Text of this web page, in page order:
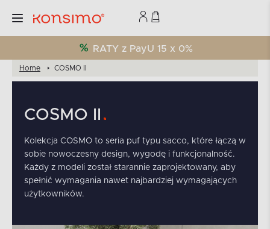
RATY z PayU 15 x 0%
Home COSMO II
COSMO II
Kolekcja COSMO to seria puf typu sacco, które łączą w
sobie nowoczesny design, wygodę i funkcjonalność.
Każdy z modeli został starannie zaprojektowany, aby
spełnić wymagania nawet najbardziej wymagających
użytkowników.